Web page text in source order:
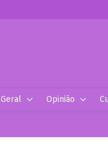
Geral Opinião